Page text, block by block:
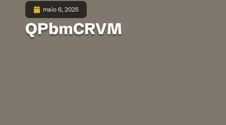
maio 6, 2025
QPbmCRVM